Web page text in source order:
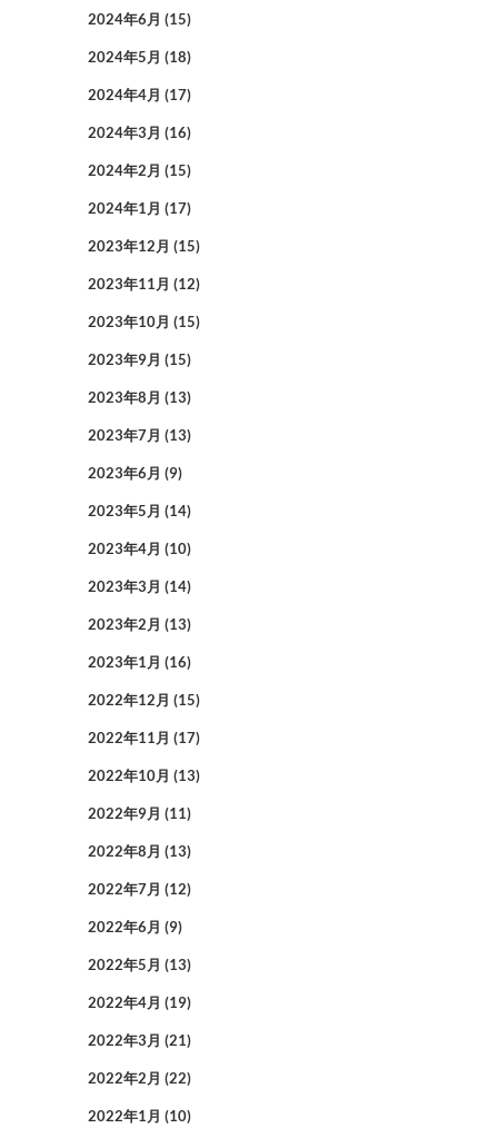
2024年6月 (15)
2024年5月 (18)
2024年4月 (17)
2024年3月 (16)
2024年2月 (15)
2024年1月 (17)
2023年12月 (15)
2023年11月 (12)
2023年10月 (15)
2023年9月 (15)
2023年8月 (13)
2023年7月 (13)
2023年6月 (9)
2023年5月 (14)
2023年4月 (10)
2023年3月 (14)
2023年2月 (13)
2023年1月 (16)
2022年12月 (15)
2022年11月 (17)
2022年10月 (13)
2022年9月 (11)
2022年8月 (13)
2022年7月 (12)
2022年6月 (9)
2022年5月 (13)
2022年4月 (19)
2022年3月 (21)
2022年2月 (22)
2022年1月 (10)